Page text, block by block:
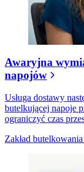
Awaryjna
napojów
Usługa dostawy
butelkującej napoje
ograniczyć czas
Zakład